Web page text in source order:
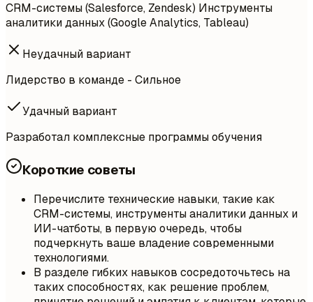
CRM-системы (Salesforce, Zendesk) Инструменты
аналитики данных (Google Analytics, Tableau)
Неудачный вариант
Лидерство в команде - Сильное
Удачный вариант
Разработал комплексные программы обучения
Короткие советы
Перечислите технические навыки, такие как
CRM-системы, инструменты аналитики данных и
ИИ-чатботы, в первую очередь, чтобы
подчеркнуть ваше владение современными
технологиями.
В разделе гибких навыков сосредоточьтесь на
таких способностях, как решение проблем,